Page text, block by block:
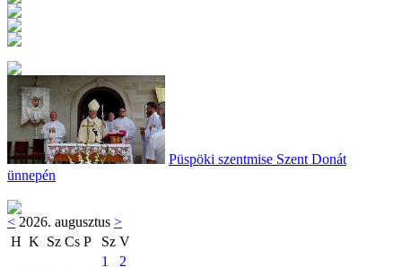
Püspöki szentmise Szent Donát
ünnepén
< 2026. augusztus >
H K Sz Cs P Sz V
1
2